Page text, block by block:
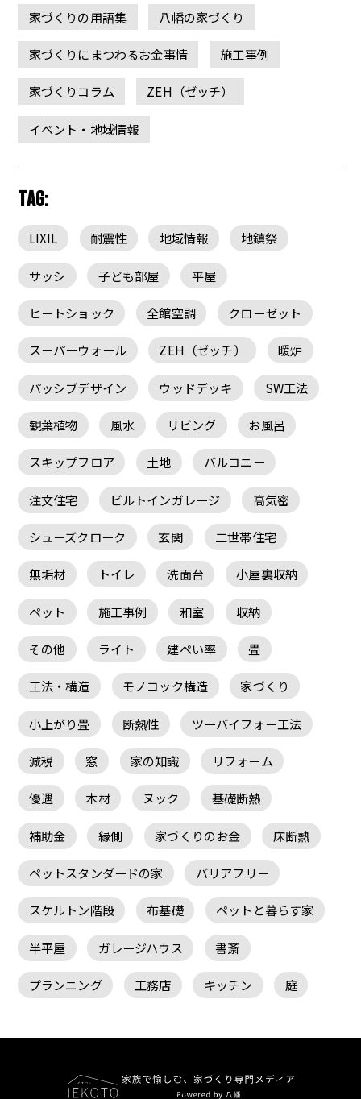
家づくりの用語集 八幡の家づくり
家づくりにまつわるお金事情 施工事例
家づくりコラム ZEH（ゼッチ）
イベント・地域情報
TAG:
LIXIL 耐震性 地域情報 地鎮祭
サッシ 子ども部屋 平屋
ヒートショック 全館空調 クローゼット
スーパーウォール ZEH（ゼッチ） 暖炉
パッシブデザイン ウッドデッキ SW工法
観葉植物 風水 リビング お風呂
スキップフロア 土地 バルコニー
注文住宅 ビルトインガレージ 高気密
シューズクローク 玄関 二世帯住宅
無垢材 トイレ 洗面台 小屋裏収納
ペット 施工事例 和室 収納
その他 ライト 建ぺい率 畳
工法・構造 モノコック構造 家づくり
小上がり畳 断熱性 ツーバイフォー工法
減税 窓 家の知識 リフォーム
優遇 木材 ヌック 基礎断熱
補助金 縁側 家づくりのお金 床断熱
ペットスタンダードの家 バリアフリー
スケルトン階段 布基礎 ペットと暮らす家
半平屋 ガレージハウス 書斎
プランニング 工務店 キッチン 庭